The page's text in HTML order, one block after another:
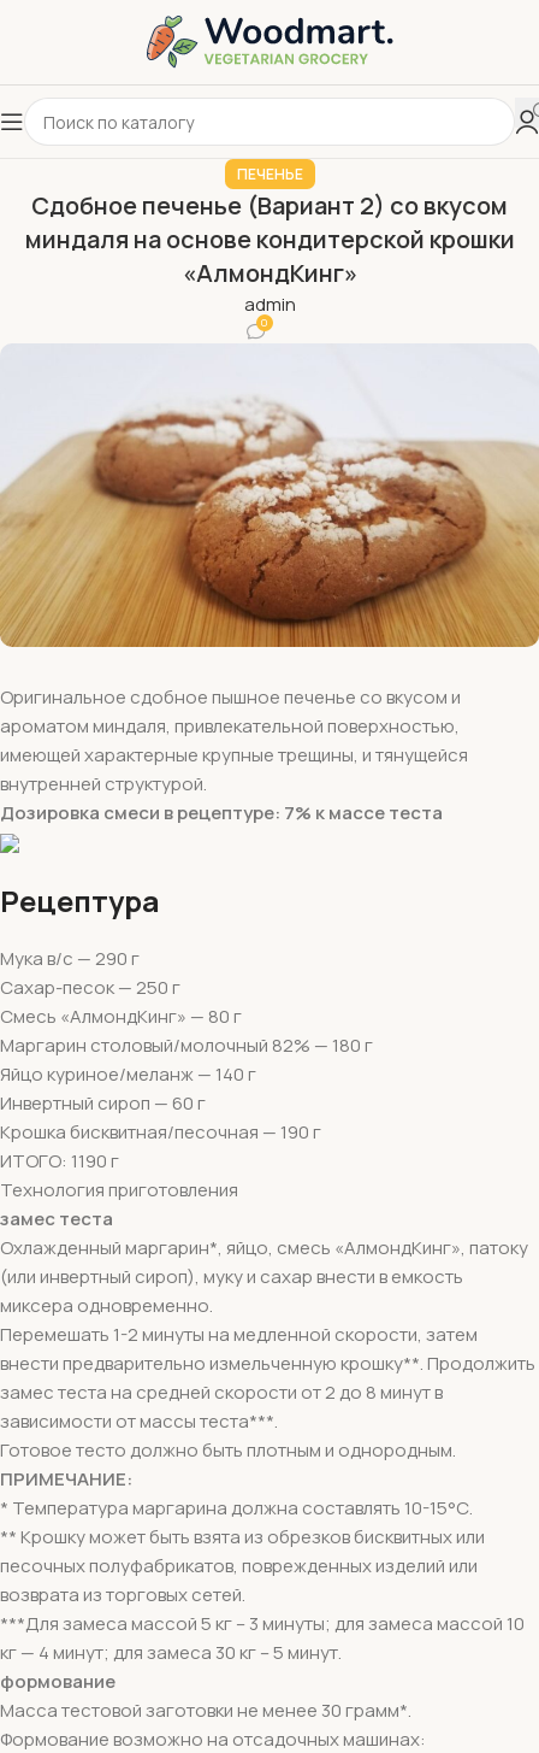
ПЕЧЕНЬЕ
Сдобное печенье (Вариант 2) со вкусом
миндаля на основе кондитерской крошки
«АлмондКинг»
admin
0
Оригинальное сдобное пышное печенье со вкусом и
ароматом миндаля, привлекательной поверхностью,
имеющей характерные крупные трещины, и тянущейся
внутренней структурой.
Дозировка смеси в рецептуре: 7% к массе теста
Рецептура
Мука в/с — 290 г
Сахар-песок — 250 г
Смесь «АлмондКинг» — 80 г
Маргарин столовый/молочный 82% — 180 г
Яйцо куриное/меланж — 140 г
Инвертный сироп — 60 г
Крошка бисквитная/песочная — 190 г
ИТОГО: 1190 г
Технология приготовления
замес теста
Охлажденный маргарин*, яйцо, смесь «АлмондКинг», патоку
(или инвертный сироп), муку и сахар внести в емкость
миксера одновременно.
Перемешать 1-2 минуты на медленной скорости, затем
внести предварительно измельченную крошку**. Продолжить
замес теста на средней скорости от 2 до 8 минут в
зависимости от массы теста***.
Готовое тесто должно быть плотным и однородным.
ПРИМЕЧАНИЕ:
* Температура маргарина должна составлять 10-15°С.
** Крошку может быть взята из обрезков бисквитных или
песочных полуфабрикатов, поврежденных изделий или
возврата из торговых сетей.
***Для замеса массой 5 кг – 3 минуты; для замеса массой 10
кг — 4 минут; для замеса 30 кг – 5 минут.
формование
Масса тестовой заготовки не менее 30 грамм*.
Формование возможно на отсадочных машинах: